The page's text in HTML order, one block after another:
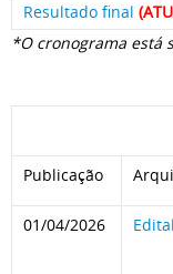
Resultado final
*O cronograma está
Publicação
01/04/2026 Edital